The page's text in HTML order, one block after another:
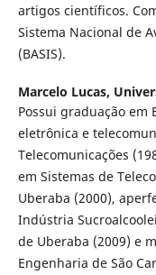
artigos científicos.
Sistema Nacional de
(BASIS).
Marcelo Lucas,
Possui graduação em
eletrônica e
Telecomunicações
em Sistemas de
Uberaba (2000),
Indústria
de Uberaba (2009) e
Engenharia de São